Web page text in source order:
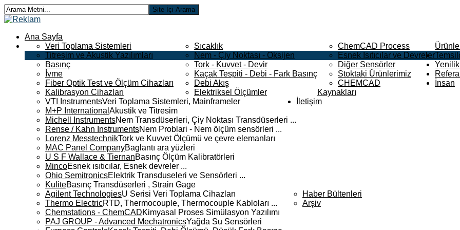
Ana Sayfa
Veri Toplama Sistemleri
Titreşim ve Akustik Yazılımları
Basınç
İvme
Fiber Optik Test ve Ölçüm Cihazları
Kalibrasyon Cihazları
Sıcaklık
Nem - Çiy Noktası - Oksijen
Tork - Kuvvet - Devir
Kaçak Tespiti - Debi - Fark Basınç
Debi Akış
Elektriksel Ölçümler
ChemCAD Process
Esnek Isıtıcılar ve Devreler
Diğer Sensörler
Stoktaki Ürünlerimiz
CHEMCAD
VTI InstrumentsVeri Toplama Sistemleri, Mainframeler
M+P International Akustik ve Titresim
Michell InstrumentsNem Transdüserleri, Çiy Noktası Transdüserleri ...
Rense / Kahn InstrumentsNem Problari - Nem ölçüm sensörleri ...
Lorenz MesstechnikTork ve Kuvvet Ölçümü ve çevre elemanları
MAC Panel CompanyBaglantı ara yüzleri
U S F Wallace & TiernanBasınç Ölçüm Kalibratörleri
MincoEsnek ısıtıcılar, Esnek devreler ...
Ohio SemitronicsElektrik Transduseleri ve Sensörleri ...
KuliteBasınç Transdüserleri , Strain Gage
Agilent TechnologiesU Serisi Veri Toplama Cihazları
Thermo ElectricRTD, Thermocouple, Thermocouple Kabloları ...
Chemstations - ChemCADKimyasal Proses Simülasyon Yazılımı
PAJ GROUP - Advanced MechatronicsYağda Su Sensörleri
Haber Bültenleri
Arşiv
İnsan
Kaynakları
İletişim